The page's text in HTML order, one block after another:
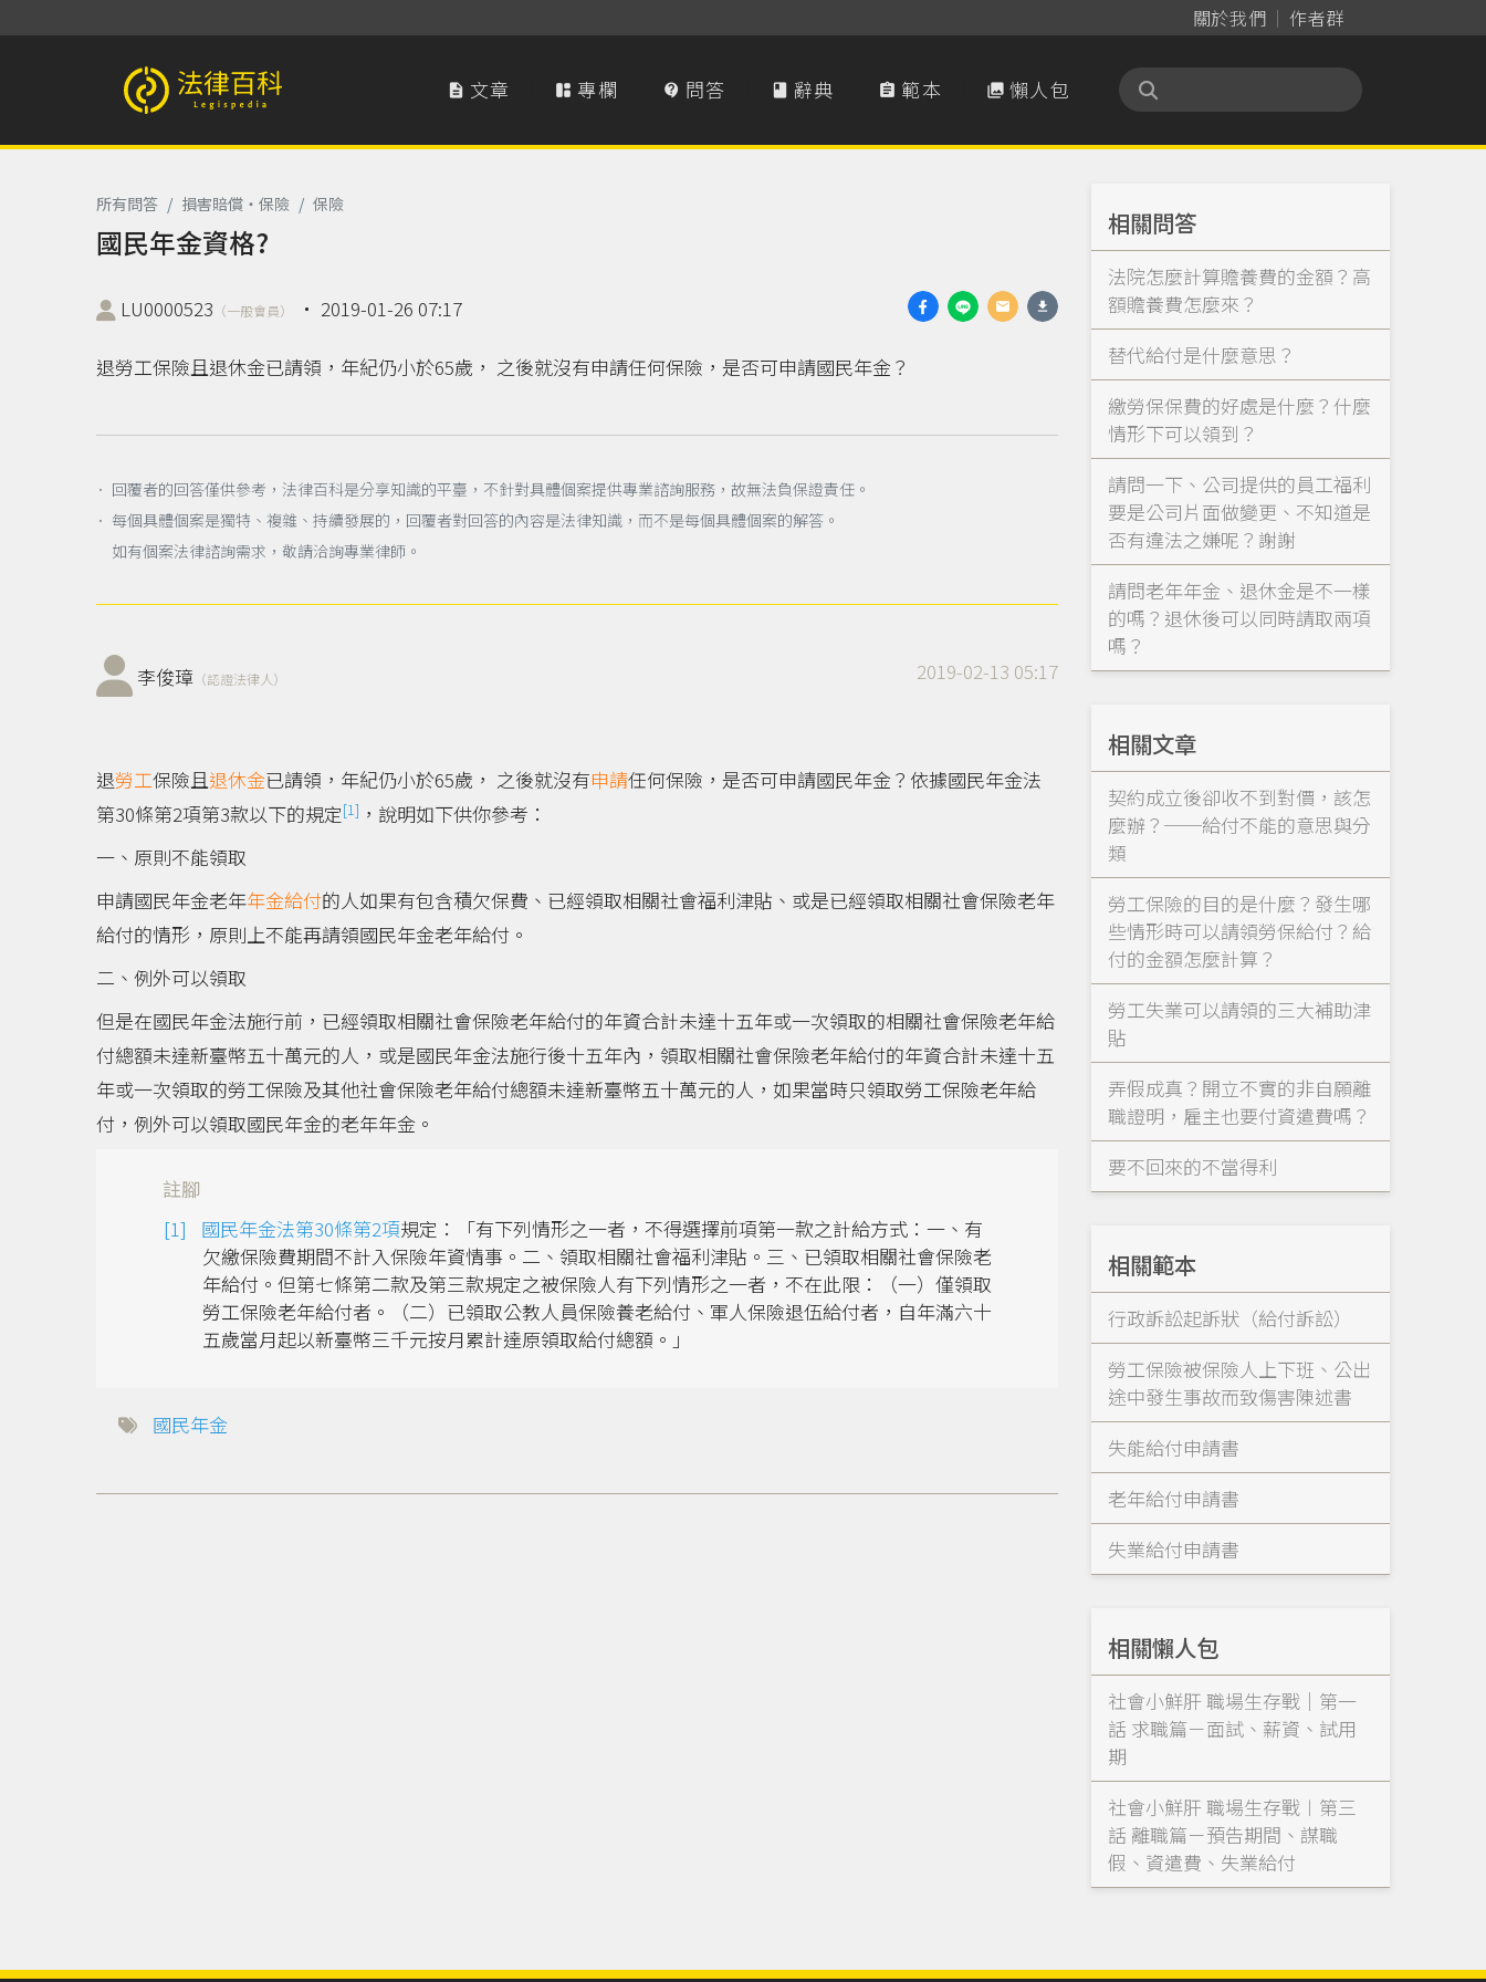
關於我們 作者群
法律百科 Legispedia  文章  專欄  問答  辭典  範本  懶人包
所有問答 / 損害賠償‧保險 / 保險
國民年金資格?
LU0000523 （一般會員） ‧ 2019-01-26 07:17
退勞工保險且退休金已請領，年紀仍小於65歲， 之後就沒有申請任何保險，是否可申請國民年金？
． 回覆者的回答僅供參考，法律百科是分享知識的平臺，不針對具體個案提供專業諮詢服務，故無法負保證責任。
． 每個具體個案是獨特、複雜、持續發展的，回覆者對回答的內容是法律知識，而不是每個具體個案的解答。
如有個案法律諮詢需求，敬請洽詢專業律師。
李俊璋 （認證法律人） 2019-02-13 05:17
退勞工保險且退休金已請領，年紀仍小於65歲， 之後就沒有申請任何保險，是否可申請國民年金？依據國民年金法
第30條第2項第3款以下的規定[1] ，說明如下供你參考：
一、原則不能領取
申請國民年金老年年金給付的人如果有包含積欠保費、已經領取相關社會福利津貼、或是已經領取相關社會保險老年
給付的情形，原則上不能再請領國民年金老年給付。
二、例外可以領取
但是在國民年金法施行前，已經領取相關社會保險老年給付的年資合計未達十五年或一次領取的相關社會保險老年給
付總額未達新臺幣五十萬元的人，或是國民年金法施行後十五年內，領取相關社會保險老年給付的年資合計未達十五
年或一次領取的勞工保險及其他社會保險老年給付總額未達新臺幣五十萬元的人，如果當時只領取勞工保險老年給
付，例外可以領取國民年金的老年年金。
註腳
國民年金法第30條第2項規定：「有下列情形之一者，不得選擇前項第一款之計給方式：一、有
欠繳保險費期間不計入保險年資情事。二、領取相關社會福利津貼。三、已領取相關社會保險老
年給付。但第七條第二款及第三款規定之被保險人有下列情形之一者，不在此限：（一）僅領取
勞工保險老年給付者。（二）已領取公教人員保險養老給付、軍人保險退伍給付者，自年滿六十
五歲當月起以新臺幣三千元按月累計達原領取給付總額。」
國民年金
相關問答
法院怎麼計算贍養費的金額？高
額贍養費怎麼來？
替代給付是什麼意思？
繳勞保保費的好處是什麼？什麼
情形下可以領到？
請問一下、公司提供的員工福利
要是公司片面做變更、不知道是
否有違法之嫌呢？謝謝
請問老年年金、退休金是不一樣
的嗎？退休後可以同時請取兩項
嗎？
相關文章
契約成立後卻收不到對價，該怎
麼辦？──給付不能的意思與分
類
勞工保險的目的是什麼？發生哪
些情形時可以請領勞保給付？給
付的金額怎麼計算？
勞工失業可以請領的三大補助津
貼
弄假成真？開立不實的非自願離
職證明，雇主也要付資遣費嗎？
要不回來的不當得利
相關範本
行政訴訟起訴狀（給付訴訟）
勞工保險被保險人上下班、公出
途中發生事故而致傷害陳述書
失能給付申請書
老年給付申請書
失業給付申請書
相關懶人包
社會小鮮肝 職場生存戰｜第一
話 求職篇－面試、薪資、試用
期
社會小鮮肝 職場生存戰︱第三
話 離職篇－預告期間、謀職
假、資遣費、失業給付